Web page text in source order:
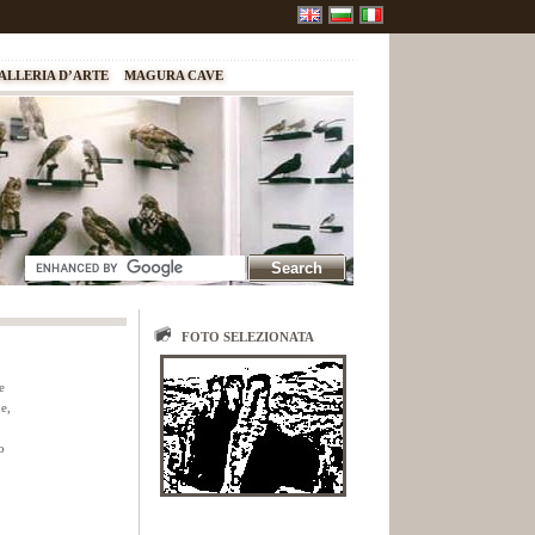
FOTO SELEZIONATA
D’ARTE MAGURA CAVE